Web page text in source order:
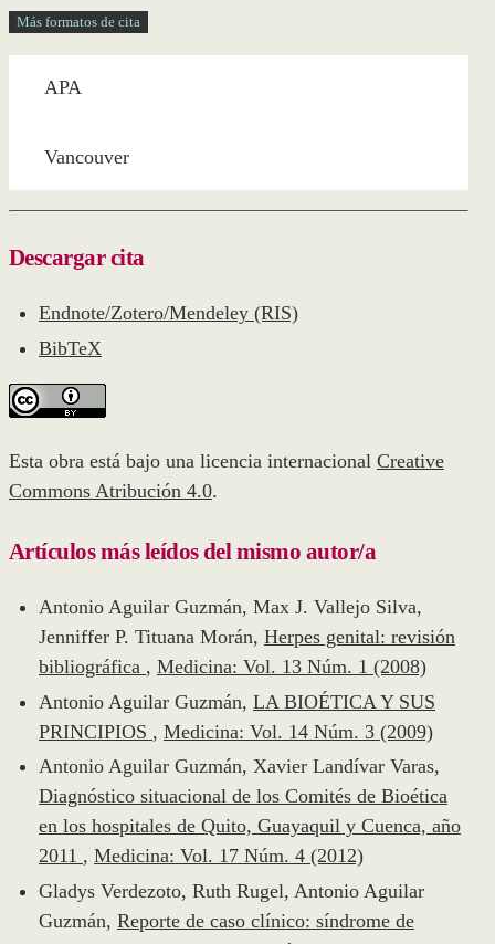
Más formatos de cita
APA
Vancouver
Descargar cita
Endnote/Zotero/Mendeley (RIS)
BibTeX
Esta obra está bajo una licencia internacional Creative
Commons Atribución 4.0.
Artículos más leídos del mismo autor/a
Antonio Aguilar Guzmán, Max J. Vallejo Silva,
Jenniffer P. Tituana Morán, Herpes genital: revisión
bibliográfica , Medicina: Vol. 13 Núm. 1 (2008)
Antonio Aguilar Guzmán, LA BIOÉTICA Y SUS
PRINCIPIOS , Medicina: Vol. 14 Núm. 3 (2009)
Antonio Aguilar Guzmán, Xavier Landívar Varas,
Diagnóstico situacional de los Comités de Bioética
en los hospitales de Quito, Guayaquil y Cuenca, año
2011 , Medicina: Vol. 17 Núm. 4 (2012)
Gladys Verdezoto, Ruth Rugel, Antonio Aguilar
Guzmán, Reporte de caso clínico: síndrome de